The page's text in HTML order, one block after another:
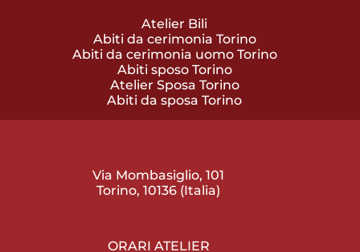
Atelier Bili
Abiti da cerimonia Torino
Abiti da cerimonia uomo Torino
Abiti sposo Torino
Atelier Sposa Torino
Abiti da sposa Torino
Via Mombasiglio, 101
Torino, 10136 (Italia)
ORARI ATELIER